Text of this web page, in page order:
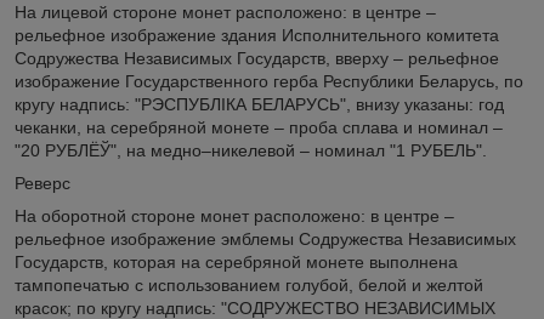
На лицевой стороне монет расположено: в центре –
рельефное изображение здания Исполнительного комитета
Содружества Независимых Государств, вверху – рельефное
изображение Государственного герба Республики Беларусь, по
кругу надпись: "РЭСПУБЛІКА БЕЛАРУСЬ", внизу указаны: год
чеканки, на серебряной монете – проба сплава и номинал –
"20 РУБЛЁЎ", на медно–никелевой – номинал "1 РУБЕЛЬ".
Реверс
На оборотной стороне монет расположено: в центре –
рельефное изображение эмблемы Содружества Независимых
Государств, которая на серебряной монете выполнена
тампопечатью с использованием голубой, белой и желтой
красок; по кругу надпись: "СОДРУЖЕСТВО НЕЗАВИСИМЫХ